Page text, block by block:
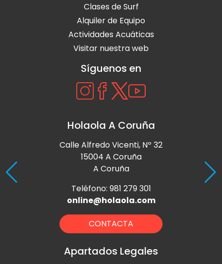
Clases de Surf
Alquiler de Equipo
Actividades Acuáticas
Visitar nuestra web
Síguenos en
Holaola A Coruña
Calle Alfredo Vicenti, Nº 32
15004 A Coruña
A Coruña
Teléfono: 981 279 301
online@holaola.com
CONTACTA
Apartados Legales